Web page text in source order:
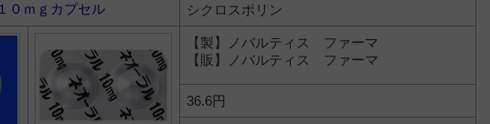
０ｍｇカプセル
シクロスポリン
【製】ノバルティス ファーマ
【販】ノバルティス ファーマ
36.6円